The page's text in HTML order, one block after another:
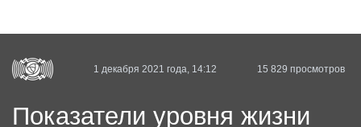
1 декабря 2021 года, 14:12 15 829 просмотров
Показатели уровня жизни